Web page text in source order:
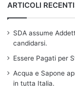
ARTICOLI
SDA assume
candidarsi.
Essere Pagati per
Acqua e Sapone
in tutta Italia.